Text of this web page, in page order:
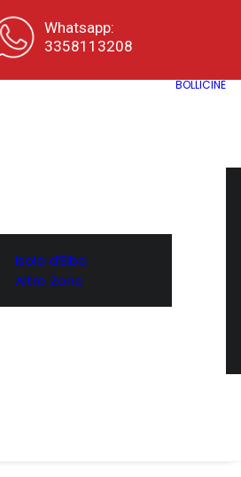
Whatsapp:
3358113208
Isola d’Elba
Altre Zone
BOLLICINE